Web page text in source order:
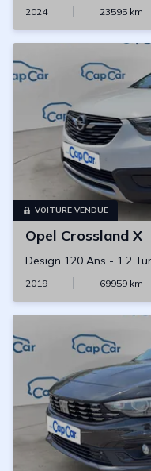
2024 23595km
VOITURE VENDUE
Opel Crossland X
Design 120 Ans - 1.2
2019 69959km